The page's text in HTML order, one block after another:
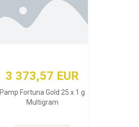
3 373,57 EUR
Pamp Fortuna Gold 25 x 1 g
Multigram